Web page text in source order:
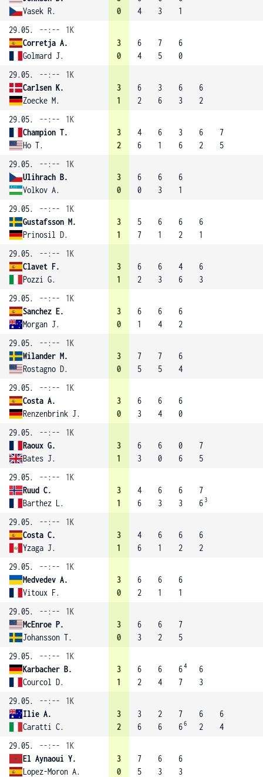
Vasek R.
0
4
3
1
29.05.
--:--
1K
Corretja A.
Golmard J.
3
0
6
4
7
5
6
0
29.05.
--:--
1K
Carlsen K.
Zoecke M.
3
1
6
2
3
6
6
3
6
2
29.05.
--:--
1K
Champion T.
Ho T.
3
2
4
6
6
1
3
6
6
2
7
5
29.05.
--:--
1K
Ulihrach B.
Volkov A.
3
0
6
0
6
3
6
1
29.05.
--:--
1K
Gustafsson M.
Prinosil D.
3
1
5
7
6
1
6
2
6
1
29.05.
--:--
1K
Clavet F.
Pozzi G.
3
1
6
2
6
3
4
6
6
3
29.05.
--:--
1K
Sanchez E.
Morgan J.
3
0
6
1
6
4
6
2
29.05.
--:--
1K
Wilander M.
Rostagno D.
3
0
7
5
7
5
6
4
29.05.
--:--
1K
Costa A.
Renzenbrink J.
3
0
6
3
6
4
6
0
29.05.
--:--
1K
Raoux G.
Bates J.
3
1
6
3
6
0
0
6
7
5
29.05.
--:--
1K
Ruud C.
Barthez L.
3
1
4
6
6
3
6
3
7
6 3
29.05. --:--
1K
Costa C.
Yzaga J.
3
1
4
6
6
1
6
2
6
2
29.05.
--:--
1K
Medvedev A.
Vitoux F.
3
0
6
2
6
1
6
1
29.05.
--:--
1K
McEnroe P.
Johansson T.
3
0
6
3
6
2
7
5
29.05.
--:--
1K
Karbacher B.
Courcol D.
3
1
6
2
6
4
64
7
6
3
29.05.
--:--
1K
Ilie A.
Caratti C.
3
2
3
6
2
6
7
66
6
2
6
4
29.05.
--:--
1K
El Aynaoui Y.
Lopez-Moron A.
3
0
7
5
6
3
6
3